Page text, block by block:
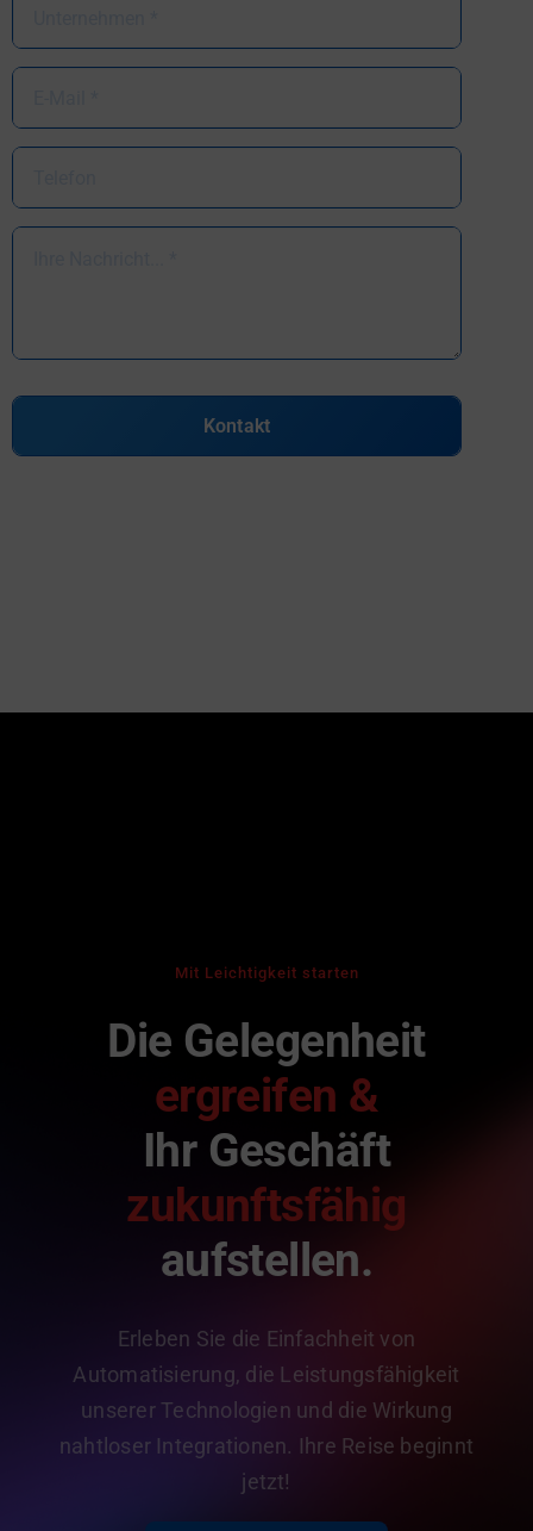
Kontakt
Mit Leichtigkeit starten
Die Gelegenheit
ergreifen &
Ihr Geschäft
zukunftsfähig
aufstellen.
Erleben Sie die Einfachheit von
Automatisierung, die Leistungsfähigkeit
unserer Technologien und die Wirkung
nahtloser Integrationen. Ihre Reise beginnt
jetzt!